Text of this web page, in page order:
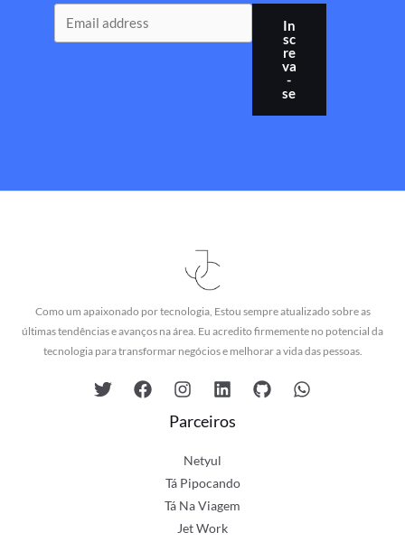
In
sc
re
va
-
se
Como um apaixonado por tecnologia, Estou sempre atualizado sobre as
últimas tendências e avanços na área. Eu acredito firmemente no potencial da
tecnologia para transformar negócios e melhorar a vida das pessoas.
Parceiros
Netyul
Tá Pipocando
Tá Na Viagem
Jet Work